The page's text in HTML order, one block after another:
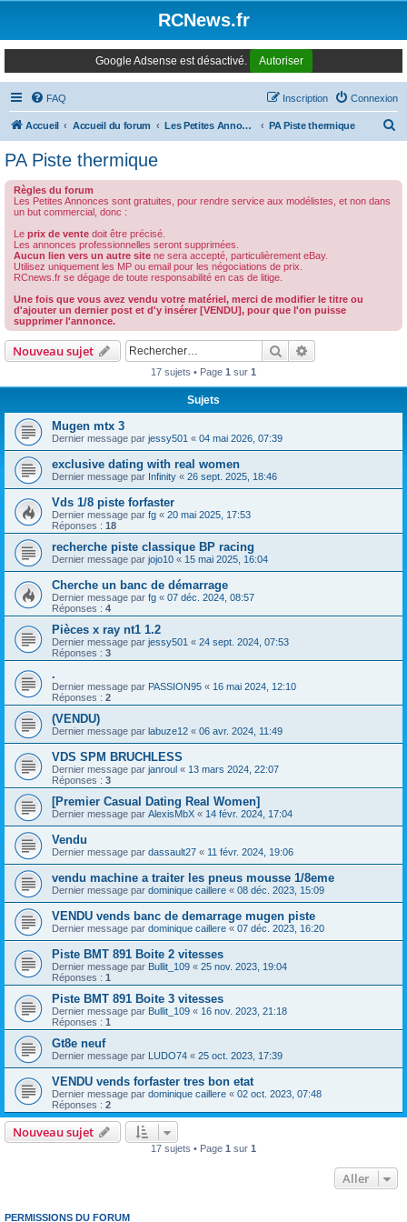
RCNews.fr
Google Adsense est désactivé. Autoriser
FAQ Connexion
Inscription
Accueil Accueil du forum Les Petites Annonces Modernes PA Piste thermique
PA Piste thermique
Règles du forum
Les Petites Annonces sont gratuites, pour rendre service aux modélistes, et non dans
un but commercial, donc :
Le prix de vente doit être précisé.
Les annonces professionnelles seront supprimées.
Aucun lien vers un autre site ne sera accepté, particulièrement eBay.
Utilisez uniquement les MP ou email pour les négociations de prix.
RCnews.fr se dégage de toute responsabilité en cas de litige.
Une fois que vous avez vendu votre matériel, merci de modifier le titre ou
d'ajouter un dernier post et d'y insérer [VENDU], pour que l'on puisse
supprimer l'annonce.
Nouveau sujet Rechercher
17 sujets • Page 1 sur 1
Sujets
Mugen mtx 3
Dernier message par jessy501 « 04 mai 2026, 07:39
exclusive dating with real women
Dernier message par Infinity « 26 sept. 2025, 18:46
Vds 1/8 piste forfaster
Dernier message par fg « 20 mai 2025, 17:53
Réponses : 18
recherche piste classique BP racing
Dernier message par jojo10 « 15 mai 2025, 16:04
Cherche un banc de démarrage
Dernier message par fg « 07 déc. 2024, 08:57
Réponses : 4
Pièces x ray nt1 1.2
Dernier message par jessy501 « 24 sept. 2024, 07:53
Réponses : 3
.
Dernier message par PASSION95 « 16 mai 2024, 12:10
Réponses : 2
(VENDU)
Dernier message par labuze12 « 06 avr. 2024, 11:49
VDS SPM BRUCHLESS
Dernier message par janroul « 13 mars 2024, 22:07
Réponses : 3
[Premier Сasual Dating Real Women]
Dernier message par AlexisMbX « 14 févr. 2024, 17:04
Vendu
Dernier message par dassault27 « 11 févr. 2024, 19:06
vendu machine a traiter les pneus mousse 1/8eme
Dernier message par dominique caillere « 08 déc. 2023, 15:09
VENDU vends banc de demarrage mugen piste
Dernier message par dominique caillere « 07 déc. 2023, 16:20
Piste BMT 891 Boite 2 vitesses
Dernier message par Bullit_109 « 25 nov. 2023, 19:04
Réponses : 1
Piste BMT 891 Boite 3 vitesses
Dernier message par Bullit_109 « 16 nov. 2023, 21:18
Réponses : 1
Gt8e neuf
Dernier message par LUDO74 « 25 oct. 2023, 17:39
VENDU vends forfaster tres bon etat
Dernier message par dominique caillere « 02 oct. 2023, 07:48
Réponses : 2
Nouveau sujet
17 sujets • Page 1 sur 1
Aller
PERMISSIONS DU FORUM
Panneau de gestion des cookies